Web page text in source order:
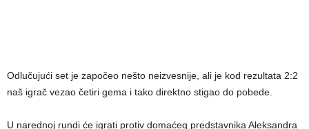
Odlučujući set je započeo nešto neizvesnije, ali je kod rezultata 2:2
naš igrač vezao četiri gema i tako direktno stigao do pobede.
U narednoj rundi će igrati protiv domaćeg predstavnika Aleksandra